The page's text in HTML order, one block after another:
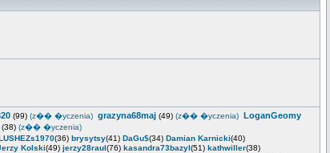
(99) (z�� �yczenia) grazyna68maj (49) (z�� �yczenia) LoganGeomy
(38) (z�� �yczenia)
(36) brysytsy(41) DaGu$(34) Damian Karnicki(40)
Kolski(49) jerzy28raul(76) kasandra73bazyl(51) kathwiller(38)